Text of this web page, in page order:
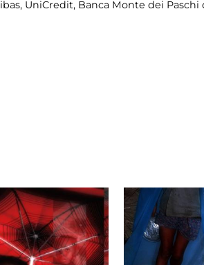
UniCredit, Banca Monte dei Paschi